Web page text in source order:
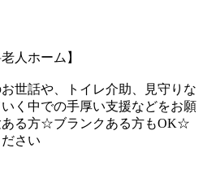
人ホーム】
世話や、トイレ介助、見守りな
く中での手厚い支援などをお願
る方☆ブランクある方もOK☆
さい